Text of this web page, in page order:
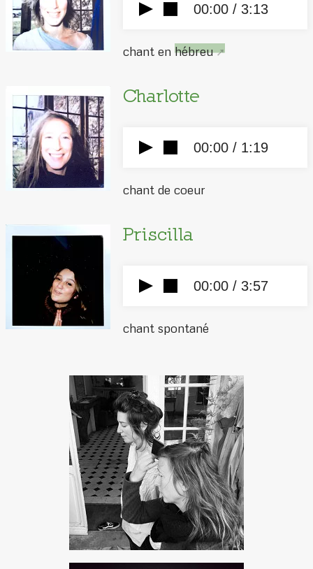
00:00 / 3:13
chant en hébreu
Charlotte
00:00 / 1:19
chant de coeur
Priscilla
00:00 / 3:57
chant spontané